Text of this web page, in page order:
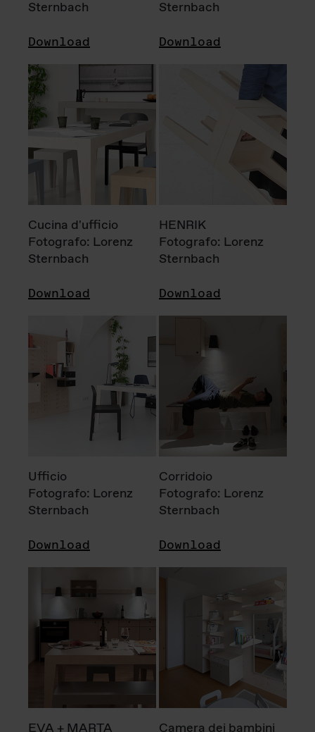
Sternbach
Download
Sternbach
Download
Cucina d'ufficio
Fotografo: Lorenz
Sternbach
Download
HENRIK
Fotografo: Lorenz
Sternbach
Download
Ufficio
Fotografo: Lorenz
Sternbach
Download
Corridoio
Fotografo: Lorenz
Sternbach
Download
EVA + MARTA
Camera dei bambini